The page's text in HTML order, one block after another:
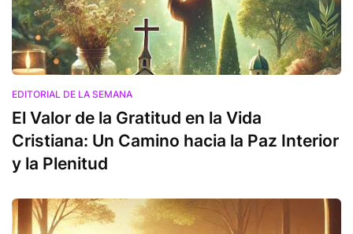
EDITORIAL DE LA SEMANA
El Valor de la Gratitud en la Vida
Cristiana: Un Camino hacia la Paz Interior
y la Plenitud